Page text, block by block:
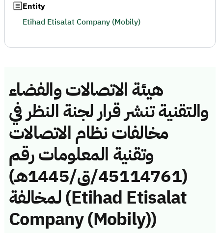
هيئة الاتصالات والفضاء
والتقنية تنشر قرار لجنة النظر في
مخالفات نظام الاتصالات
وتقنية المعلومات رقم
(45114761/ق/1445هـ)
لمخالفة (Etihad Etisalat
Company (Mobily))
Entity
Etihad Etisalat Company (Mobily)